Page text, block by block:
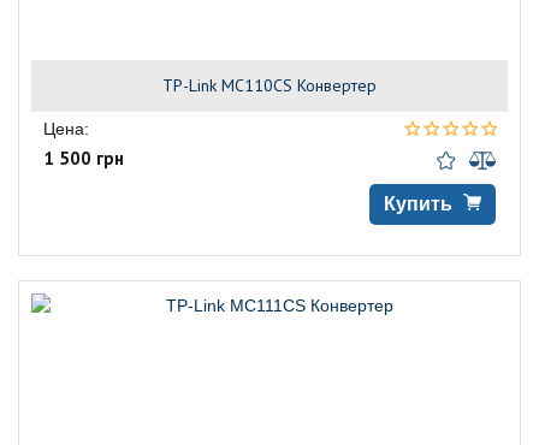
TP-Link MC110CS Конвертер
Цена:
1 500 грн
Купить